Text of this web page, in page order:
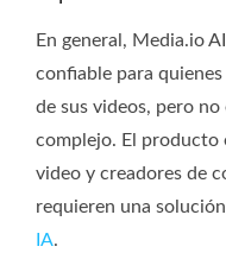
En general, Media.io
confiable para
de sus videos, pero
complejo. El producto
video y creadores de
requieren una
IA.